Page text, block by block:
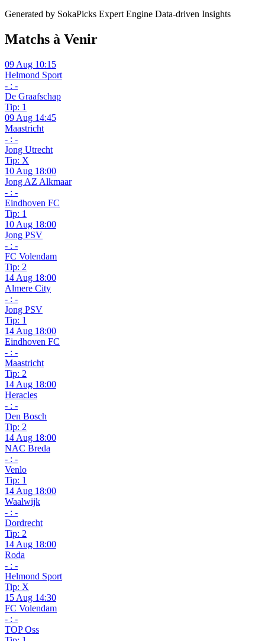
Generated by SokaPicks Expert Engine Data-driven Insights
Matchs à Venir
09 Aug 10:15
Helmond Sport
- : -
De Graafschap
Tip: 1
09 Aug 14:45
Maastricht
- : -
Jong Utrecht
Tip: X
10 Aug 18:00
Jong AZ Alkmaar
- : -
Eindhoven FC
Tip: 1
10 Aug 18:00
Jong PSV
- : -
FC Volendam
Tip: 2
14 Aug 18:00
Almere City
- : -
Jong PSV
Tip: 1
14 Aug 18:00
Eindhoven FC
- : -
Maastricht
Tip: 2
14 Aug 18:00
Heracles
- : -
Den Bosch
Tip: 2
14 Aug 18:00
NAC Breda
- : -
Venlo
Tip: 1
14 Aug 18:00
Waalwijk
- : -
Dordrecht
Tip: 2
14 Aug 18:00
Roda
- : -
Helmond Sport
Tip: X
15 Aug 14:30
FC Volendam
- : -
TOP Oss